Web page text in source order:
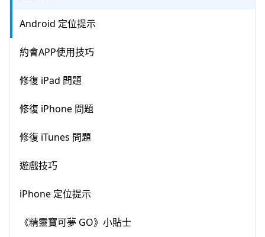
Android 定位提示
約會APP使用技巧
修復 iPad 問題
修復 iPhone 問題
修復 iTunes 問題
遊戲技巧
iPhone 定位提示
《精靈寶可夢 GO》小貼士